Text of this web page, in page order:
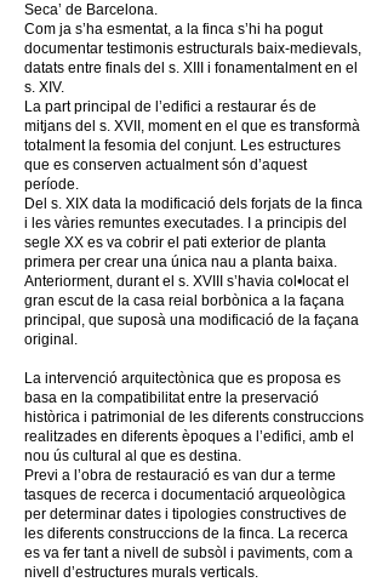
Seca’ de Barcelona.
Com ja s’ha esmentat, a la finca s’hi ha pogut
documentar testimonis estructurals baix-medievals,
datats entre finals del s. XIII i fonamentalment en el
s. XIV.
La part principal de l’edifici a restaurar és de
mitjans del s. XVII, moment en el que es transformà
totalment la fesomia del conjunt. Les estructures
que es conserven actualment són d’aquest
període.
Del s. XIX data la modificació dels forjats de la finca
i les vàries remuntes executades. I a principis del
segle XX es va cobrir el pati exterior de planta
primera per crear una única nau a planta baixa.
Anteriorment, durant el s. XVIII s’havia col•locat el
gran escut de la casa reial borbònica a la façana
principal, que suposà una modificació de la façana
original.
La intervenció arquitectònica que es proposa es
basa en la compatibilitat entre la preservació
històrica i patrimonial de les diferents construccions
realitzades en diferents èpoques a l’edifici, amb el
nou ús cultural al que es destina.
Previ a l’obra de restauració es van dur a terme
tasques de recerca i documentació arqueològica
per determinar dates i tipologies constructives de
les diferents construccions de la finca. La recerca
es va fer tant a nivell de subsòl i paviments, com a
nivell d’estructures murals verticals.